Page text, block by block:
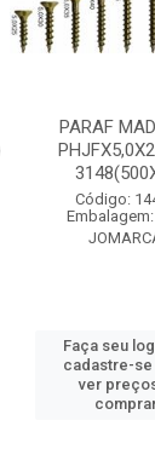
PARAF
Código:
Embalagem:
Faça seu
cadastre-se
ver